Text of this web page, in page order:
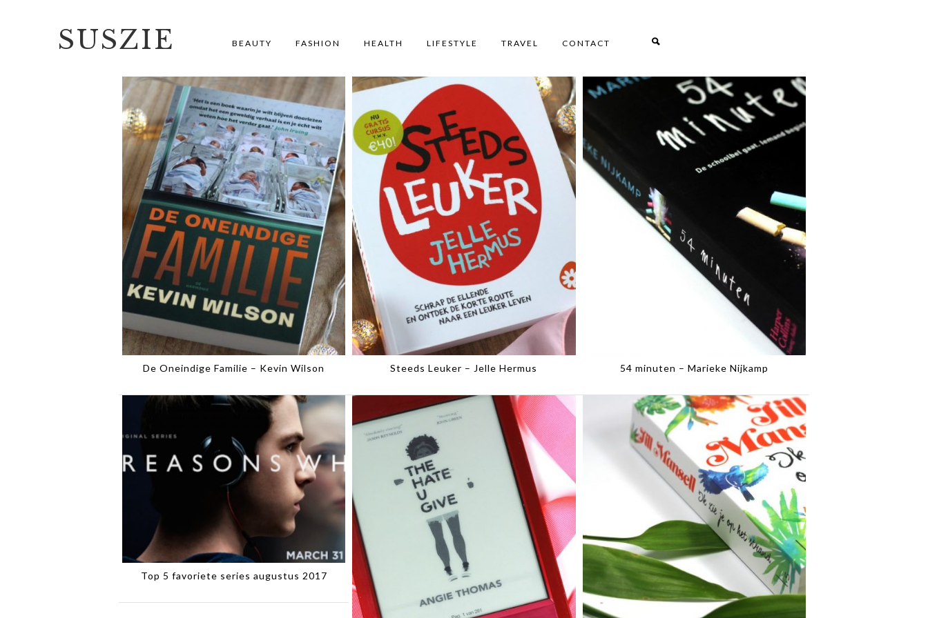
SUSZIE BEAUTY FASHION HEALTH LIFESTYLE TRAVEL CONTACT
De Oneindige Familie – Kevin Wilson Steeds Leuker – Jelle Hermus 54 minuten – Marieke Nijkamp
Top 5 favoriete series augustus 2017